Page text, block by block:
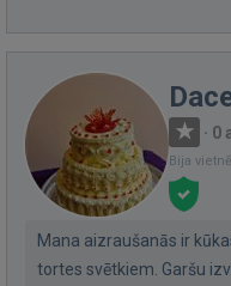
· 0
Bija
Mana aizraušanās ir
tortes svētkiem. Garšu